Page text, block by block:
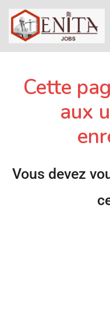
Cette
aux
Vous devez